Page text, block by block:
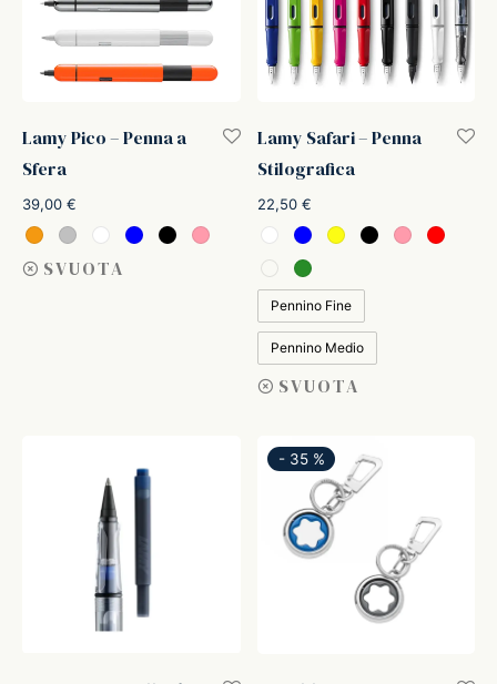
Lamy Pico – Penna a
Sfera
39,00 €
SVUOTA
Lamy Safari – Penna
Stilografica
22,50 €
Pennino Fine
Pennino Medio
SVUOTA
- 35 %